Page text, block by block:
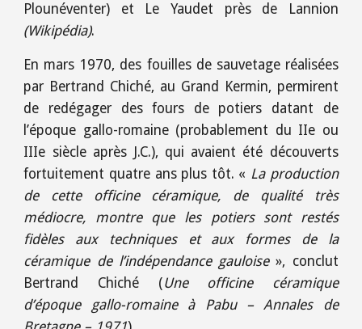
Plounéventer) et Le Yaudet près de Lannion
(Wikipédia).
En mars 1970, des fouilles de sauvetage réalisées
par Bertrand Chiché, au Grand Kermin, permirent
de redégager des fours de potiers datant de
l’époque gallo-romaine (probablement du IIe ou
IIIe siècle après J.C.), qui avaient été découverts
fortuitement quatre ans plus tôt. « La production
de cette officine céramique, de qualité très
médiocre, montre que les potiers sont restés
fidèles aux techniques et aux formes de la
céramique de l’indépendance gauloise», conclut
Bertrand Chiché (Une officine céramique
d’époque gallo-romaine à Pabu – Annales de